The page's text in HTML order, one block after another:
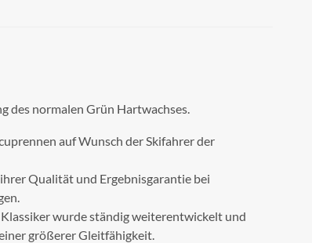
des normalen Grün Hartwachses.
auf Wunsch der Skifahrer der
Qualität und Ergebnisgarantie bei
wurde ständig weiterentwickelt und
größerer Gleitfähigkeit.